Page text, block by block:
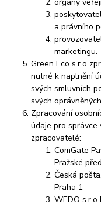
a právního
marketingu.
Green Eco s.r.o
nutné k naplnění
svých smluvních
svých
Zpracování
údaje pro správce
zpracovatelé:
ComGate
Pražské
Česká
Praha 1
WEDO s.r.o